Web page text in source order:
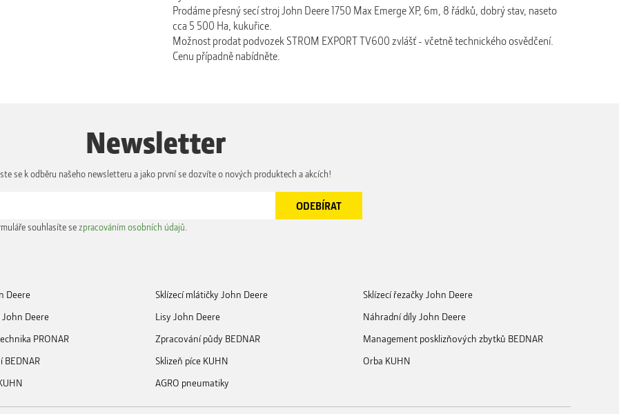
Prodáme přesný secí stroj John Deere 1750 Max Emerge XP, 6m, 8 řádků, dobrý stav, naseto
cca 5 500 Ha, kukuřice.
Možnost prodat podvozek STROM EXPORT TV600 zvlášť - včetně technického osvědčení.
Cenu případně nabídněte.
Newsletter
se k odběru našeho newsletteru a jako první se dozvíte o nových produktech a akcích!
souhlasíte sezpracováním osobních údajů
Deere Sklízecí mlátičky John Deere
Sklízecí řezačky John Deere
Deere Lisy John Deere
Náhradní díly John Deere
PRONAR Zpracování půdy BEDNAR
Management posklizňových zbytků BEDNAR
BEDNAR Sklizeň píce KUHN
Orba KUHN
AGRO pneumatiky